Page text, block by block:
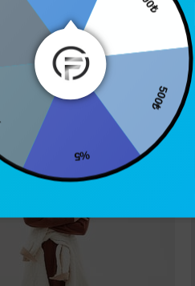
SONBAHAR/KIŞ
300₺
500₺